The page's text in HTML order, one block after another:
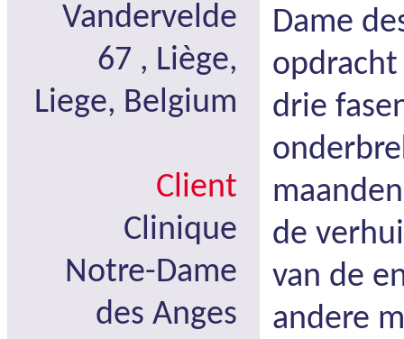
Vandervelde
67 , Liège,
Liege, Belgium
Client
Clinique
Notre-Dame
des Anges
Dame
drie
de
van de
andere